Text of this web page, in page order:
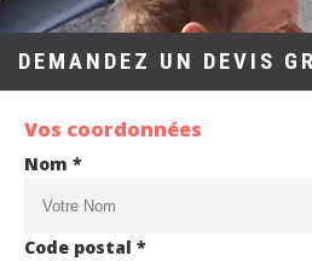
DEMANDEZ UN DEVIS
Vos coordonnées
Nom *
Code postal *